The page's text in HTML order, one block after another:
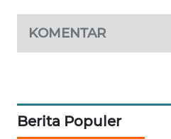
KOMENTAR
Berita Populer
NEWS